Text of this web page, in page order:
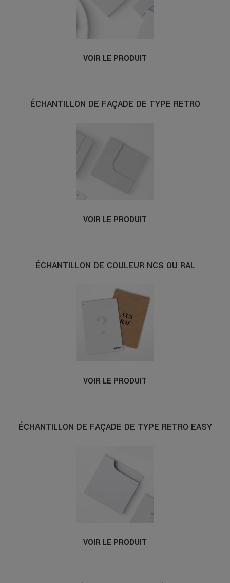
VOIR LE PRODUIT
ÉCHANTILLON DE FAÇADE DE TYPE RETRO
VOIR LE PRODUIT
ÉCHANTILLON DE COULEUR NCS OU RAL
VOIR LE PRODUIT
ÉCHANTILLON DE FAÇADE DE TYPE RETRO EASY
VOIR LE PRODUIT